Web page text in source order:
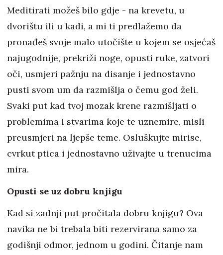
Meditirati možeš bilo gdje - na krevetu, u
dvorištu ili u kadi, a mi ti predlažemo da
pronađeš svoje malo utočište u kojem se osjećaš
najugodnije, prekriži noge, opusti ruke, zatvori
oči, usmjeri pažnju na disanje i jednostavno
pusti svom um da razmišlja o čemu god želi.
Svaki put kad tvoj mozak krene razmišljati o
problemima i stvarima koje te uznemire, misli
preusmjeri na ljepše teme. Osluškujte mirise,
cvrkut ptica i jednostavno uživajte u trenucima
mira.
Opusti se uz dobru knjigu
Kad si zadnji put pročitala dobru knjigu? Ova
navika ne bi trebala biti rezervirana samo za
godišnji odmor, jednom u godini. Čitanje nam